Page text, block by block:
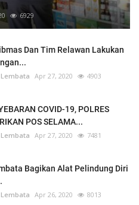
6929
Dan Tim Relawan Lakukan
Apr 27, 2020 4903
COVID-19, POLRES
POS SELAMA...
Apr 27, 2020 7481
Bagikan Alat Pelindung Diri
Apr 26, 2020 8013